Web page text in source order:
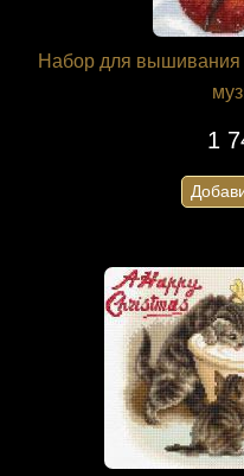
Набор для вышивания
1